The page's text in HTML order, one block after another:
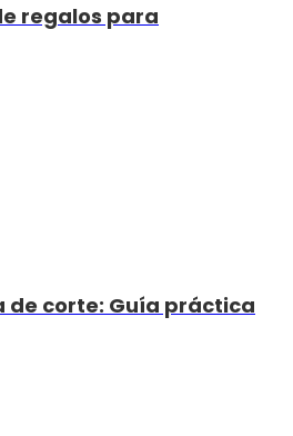
regalos para
de corte: Guía práctica